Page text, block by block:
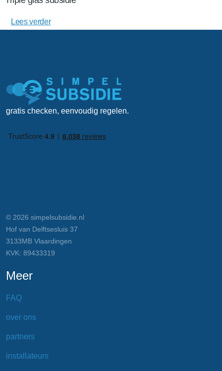
Lees verder
gratis checken, eenvoudig regelen.
© 2026 simpelsubsidie.nl
Hof van Delftsesluis 37
3133MB Vlaardingen
KVK: 89433319
Meer
FAQ
over ons
partners
installateurs